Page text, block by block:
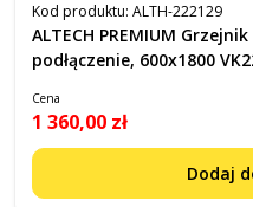
Kod produktu: ALTH-222129
ALTECH PREMIUM
podłączenie, 600x1800
Cena
1 360,00 zł
Dodaj